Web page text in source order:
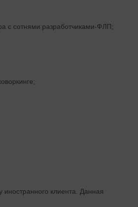
с сотнями разработчиками-ФЛП;
клиента. Данная